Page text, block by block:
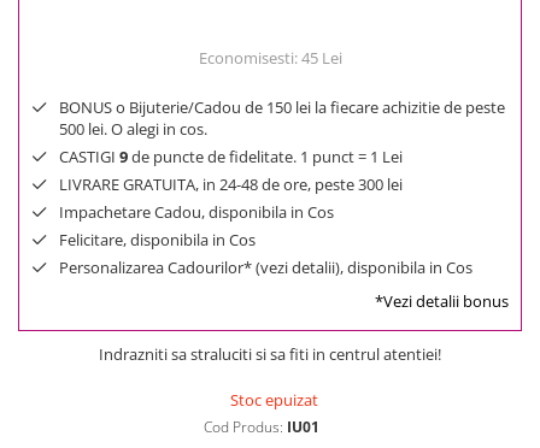
Economisesti:45 Lei
BONUS o Bijuterie/Cadou de 150 lei la fiecare achizitie de peste
500 lei. O alegi in cos.
CASTIGI 9de puncte de fidelitate. 1 punct = 1 Lei
LIVRARE GRATUITA, in 24-48 de ore, peste 300 lei
Impachetare Cadou, disponibila in Cos
Felicitare, disponibila in Cos
Personalizarea Cadourilor* (vezi detalii), disponibila in Cos
*Vezi detalii bonus
Indrazniti sa straluciti si sa fiti in centrul atentiei!
Stoc epuizat
Cod Produs: IU01